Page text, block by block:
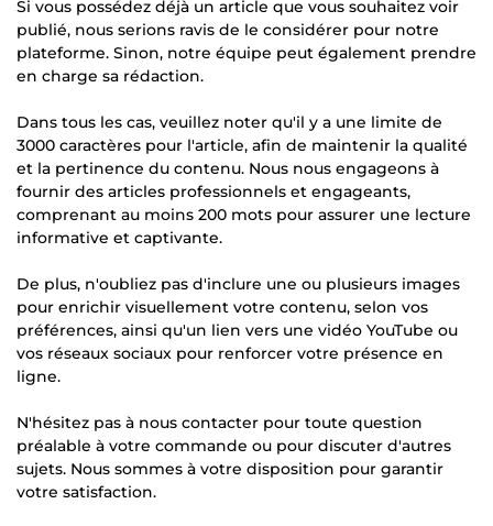
Si vous possédez déjà un article que vous souhaitez voir
publié, nous serions ravis de le considérer pour notre
plateforme. Sinon, notre équipe peut également prendre
en charge sa rédaction.
Dans tous les cas, veuillez noter qu'il y a une limite de
3000 caractères pour l'article, afin de maintenir la qualité
et la pertinence du contenu. Nous nous engageons à
fournir des articles professionnels et engageants,
comprenant au moins 200 mots pour assurer une lecture
informative et captivante.
De plus, n'oubliez pas d'inclure une ou plusieurs images
pour enrichir visuellement votre contenu, selon vos
préférences, ainsi qu'un lien vers une vidéo YouTube ou
vos réseaux sociaux pour renforcer votre présence en
ligne.
N'hésitez pas à nous contacter pour toute question
préalable à votre commande ou pour discuter d'autres
sujets. Nous sommes à votre disposition pour garantir
votre satisfaction.